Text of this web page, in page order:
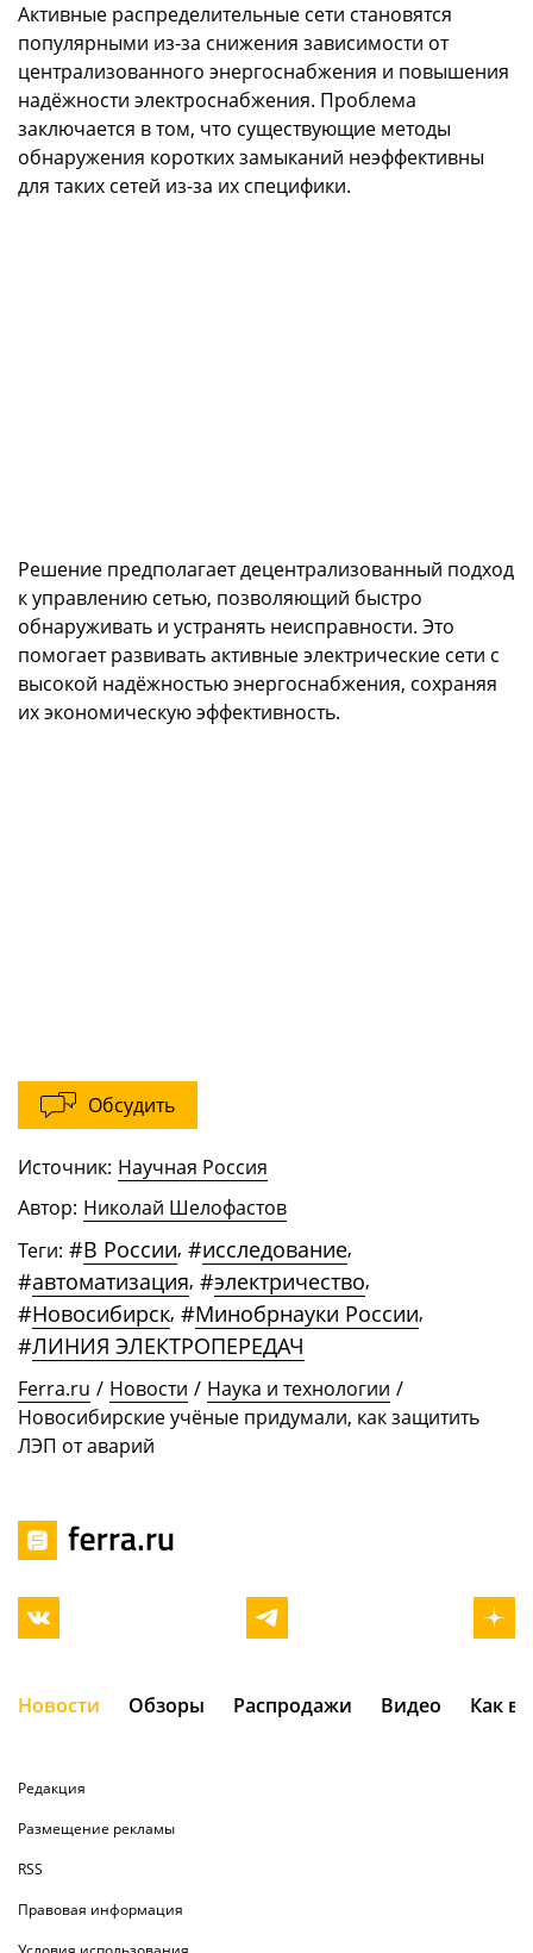
Активные распределительные сети становятся
популярными из-за снижения зависимости от
централизованного энергоснабжения и повышения
надёжности электроснабжения. Проблема
заключается в том, что существующие методы
обнаружения коротких замыканий неэффективны
для таких сетей из-за их специфики.
Решение предполагает децентрализованный подход
к управлению сетью, позволяющий быстро
обнаруживать и устранять неисправности. Это
помогает развивать активные электрические сети с
высокой надёжностью энергоснабжения, сохраняя
их экономическую эффективность.
Обсудить
Источник: Научная Россия
Автор: Николай Шелофастов
Теги: #В России, #исследование,
#автоматизация, #электричество,
#Новосибирск, #Минобрнауки России,
#ЛИНИЯ ЭЛЕКТРОПЕРЕДАЧ
Ferra.ru / Новости / Наука и технологии /
Новосибирские учёные придумали, как защитить
ЛЭП от аварий
Новости Обзоры Распродажи Видео Как
Редакция
Размещение рекламы
RSS
Правовая информация